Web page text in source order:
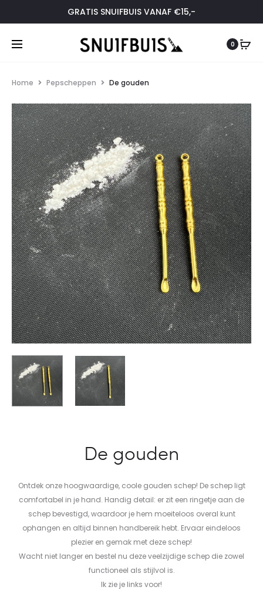
GRATIS SNUIFBUIS VANAF €15,-
0
Home Pepscheppen De gouden
De gouden
Ontdek onze hoogwaardige, coole gouden schep! De schep ligt
comfortabel in je hand. Handig detail: er zit een ringetje aan de
schep bevestigd, waardoor je hem moeiteloos overal kunt
ophangen en altijd binnen handbereik hebt. Ervaar eindeloos
plezier en gemak met deze schep!
Wacht niet langer en bestel nu deze veelzijdige schep die zowel
functioneel als stijlvol is.
Ik zie je links voor!